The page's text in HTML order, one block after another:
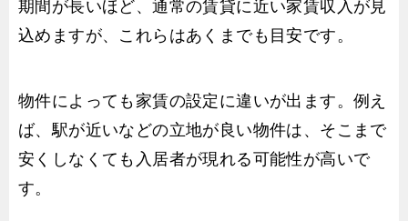
期間が長いほど、通常の賃貸に近い家賃収入が見
込めますが、これらはあくまでも目安です。
物件によっても家賃の設定に違いが出ます。例え
ば、駅が近いなどの立地が良い物件は、そこまで
安くしなくても入居者が現れる可能性が高いで
す。